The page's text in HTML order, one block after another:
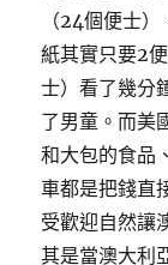
（24個便士
紙其實只要2
士）看了幾分
了男童。而美
和大包的食品
車都是把錢直
受歡迎自然讓
其是當澳大利